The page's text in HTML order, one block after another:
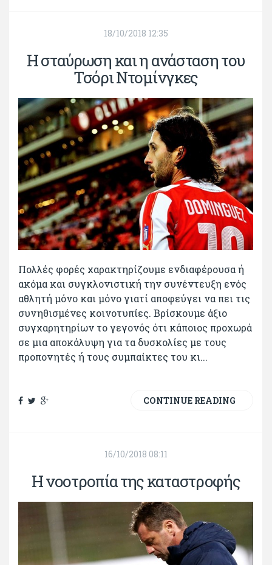
18/10/2018 12:35
Η σταύρωση και η ανάσταση του
Τσόρι Ντομίνγκες
Πολλές φορές χαρακτηρίζουμε ενδιαφέρουσα ή
ακόμα και συγκλονιστική την συνέντευξη ενός
αθλητή μόνο και μόνο γιατί αποφεύγει να πει τις
συνηθισμένες κοινοτυπίες. Βρίσκουμε άξιο
συγχαρητηρίων το γεγονός ότι κάποιος προχωρά
σε μια αποκάλυψη για τα δυσκολίες με τους
προπονητές ή τους συμπαίκτες του κι...
CONTINUE READING
16/10/2018 08:11
Η νοοτροπία της καταστροφής